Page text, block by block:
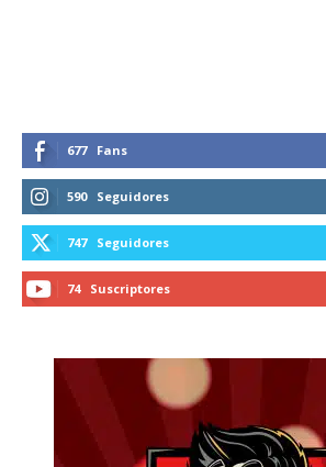
677 Fans
590 Seguidores
747 Seguidores
74 Suscriptores